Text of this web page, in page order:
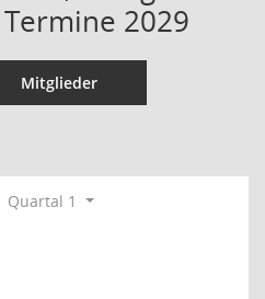
2029
Mitglieder
Quartal 1